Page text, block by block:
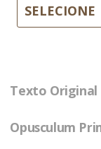
SELECIONE
Texto Original
Opusculum